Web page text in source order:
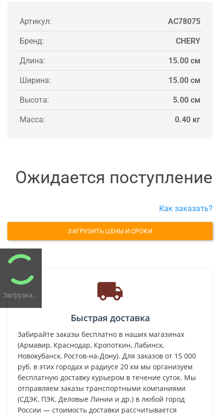
Загрузка...
Артикул: AC78075
Бренд: CHERY
Длина: 15.00 см
Ширина: 15.00 см
Высота: 5.00 см
Масса: 0.40 кг
Ожидается поступление
Как заказать?
ЗАГРУЗИТЬ ЦЕНЫ И СРОКИ
Быстрая доставка
Забирайте заказы бесплатно в наших магазинах
(Армавир, Краснодар, Кропоткин, Лабинск,
Новокубанск, Ростов-на-Дону). Для заказов от 15 000
руб. в этих городах и радиусе 20 км мы организуем
бесплатную доставку курьером в течение суток. Мы
отправляем заказы транспортными компаниями
(СДЭК, ПЭК, Деловые Линии и др.) в любой город
России — стоимость доставки рассчитывается